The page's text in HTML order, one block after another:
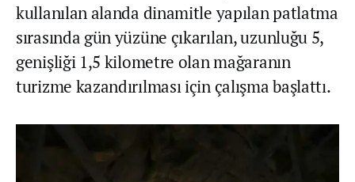
kullanılan alanda dinamitle yapılan patlatma
sırasında gün yüzüne çıkarılan, uzunluğu 5,
genişliği 1,5 kilometre olan mağaranın
turizme kazandırılması için çalışma başlattı.